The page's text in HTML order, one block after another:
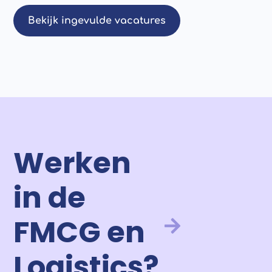
Bekijk ingevulde vacatures
Werken
in de
FMCG en